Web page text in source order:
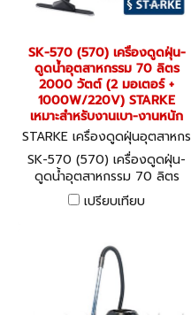
SK-570 (570) เครื่องดูดฝุ่น-
ดูดน้ำอุตสาหกรรม 70 ลิตร
2000 วัตต์ (2 มอเตอร์ +
1000W/220V) STARKE
เหมาะสำหรับงานเบา-งานหนัก
STARKE เครื่องดูดฝุ่นอุตสาหกร
รม SK-570 (570)
SK-570 (570) เครื่องดูดฝุ่น-
ดูดน้ำอุตสาหกรรม 70 ลิตร
2000 วัตต์ (2 มอเตอร์ +
1000W/220V) STARKE
เปรียบเทียบ